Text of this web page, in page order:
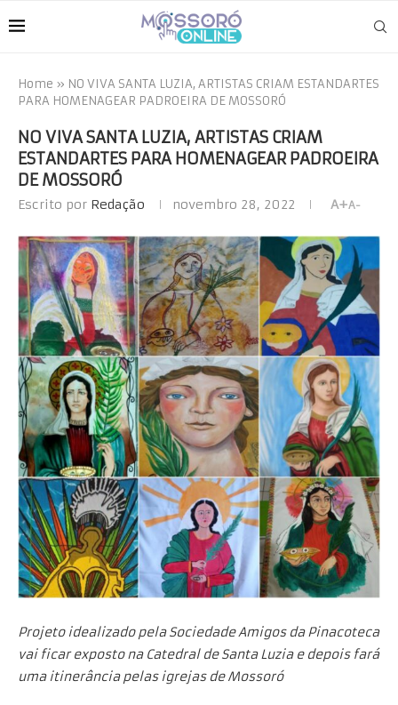
Home » NO VIVA SANTA LUZIA, ARTISTAS CRIAM ESTANDARTES
PARA HOMENAGEAR PADROEIRA DE MOSSORÓ
NO VIVA SANTA LUZIA, ARTISTAS CRIAM
ESTANDARTES PARA HOMENAGEAR PADROEIRA
DE MOSSORÓ
Escrito por Redação novembro 28, 2022 A+A-
Projeto idealizado pela Sociedade Amigos da Pinacoteca
vai ficar exposto na Catedral de Santa Luzia e depois fará
uma itinerância pelas igrejas de Mossoró